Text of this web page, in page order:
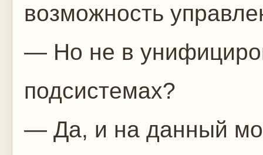
возможность
— Но не в
подсистемах?
— Да, и на данный